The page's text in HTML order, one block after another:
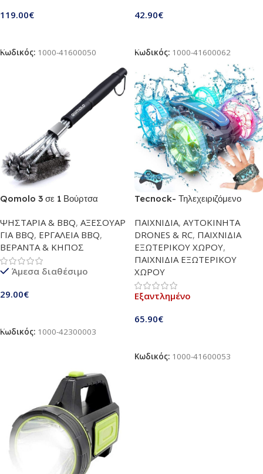
119.00€
Κωδικός: 1000-41600050
42.90€
Κωδικός: 1000-41600062
Qomolo 3 σε 1 Βούρτσα
| Ιδανικό εργαλείο Barbecue
ΨΗΣΤΑΡΙΑ & BBQ, ΑΞΕΣΟΥΑΡ
ΓΙΑ BBQ, ΕΡΓΑΛΕΙΑ BBQ,
ΒΕΡΑΝΤΑ & ΚΗΠΟΣ
Άμεσα διαθέσιμο
29.00€
Κωδικός: 1000-42300003
Tecnock- Τηλεχειριζόμενο
σκάφος | 4WD χειροκίνητο RC
Αυτοκίνητο με αδιάβροχο
τηλεχειριστήριο |
Τηλεκατευθυνόμενο αυτοκίνητο
παντός εδάφους περιστροφής
360° | Με φώτα LED &
ελεγχόμενο με χειρονομίες
ασύρματη τεχνολογία 2,4 GHz |
δώρο για παιδιά 3 ετών και άνω
ΠΑΙΧΝΙΔΙΑ, ΑΥΤΟΚΙΝΗΤΑ
DRONES & RC, ΠΑΙΧΝΙΔΙΑ
ΕΞΩΤΕΡΙΚΟΥ ΧΩΡΟΥ,
ΠΑΙΧΝΙΔΙΑ ΕΞΩΤΕΡΙΚΟΥ
ΧΩΡΟΥ
Εξαντλημένο
65.90€
Κωδικός: 1000-41600053